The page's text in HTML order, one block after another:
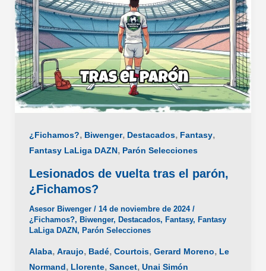
Fantasy?
¿Fichamos?, Biwenger, Destacados, Fantasy,
Fantasy LaLiga DAZN, Parón Selecciones
Lesionados de vuelta tras el parón,
¿Fichamos?
Asesor Biwenger / 14 de noviembre de 2024 /
¿Fichamos?, Biwenger, Destacados, Fantasy, Fantasy
LaLiga DAZN, Parón Selecciones
Alaba, Araujo, Badé, Courtois, Gerard Moreno, Le
Normand, Llorente, Sancet, Unai Simón